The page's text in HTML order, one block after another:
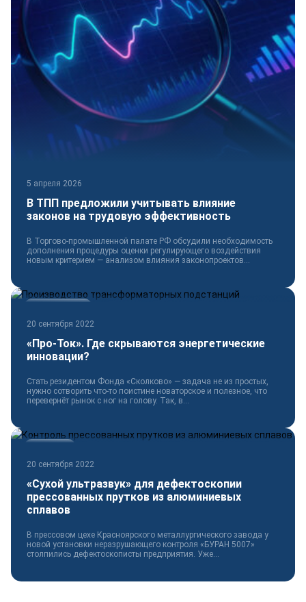
5 апреля 2026
В ТПП предложили учитывать влияние
законов на трудовую эффективность
В Торгово-промышленной палате РФ обсудили необходимость
дополнения процедуры оценки регулирующего воздействия
новым критерием — анализом влияния законопроектов...
20 сентября 2022
«Про-Ток». Где скрываются энергетические
инновации?
Стать резидентом Фонда «Сколково» — задача не из простых,
нужно сотворить что-то поистине новаторское и полезное, что
перевернёт рынок с ног на голову. Так, в...
20 сентября 2022
«Сухой ультразвук» для дефектоскопии
прессованных прутков из алюминиевых
сплавов
В прессовом цехе Красноярского металлургического завода у
новой установки неразрушающего контроля «БУРАН 5007»
столпились дефектоскописты предприятия. Уже...